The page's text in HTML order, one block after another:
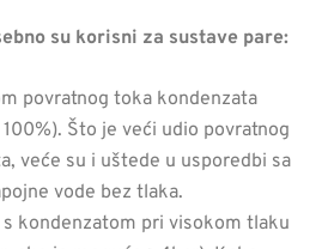
su korisni za sustave pare:
povratnog toka kondenzata
Što je veći udio povratnog
veće su i uštede u usporedbi sa
vode bez tlaka.
kondenzatom pri visokom tlaku